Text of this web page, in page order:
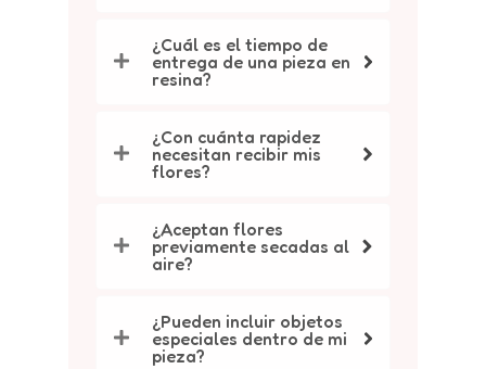
¿Cuál es el tiempo de
entrega de una pieza en
resina?
¿Con cuánta rapidez
necesitan recibir mis
flores?
¿Aceptan flores
previamente secadas al
aire?
¿Pueden incluir objetos
especiales dentro de mi
pieza?